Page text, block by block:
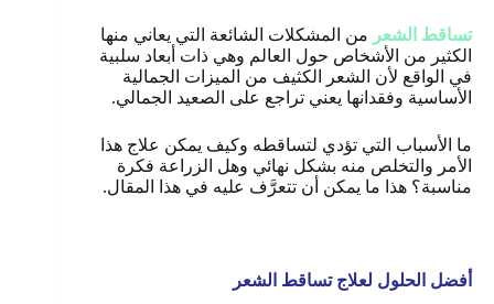
تساقط الشعر من المشكلات الشائعة التي يعاني منها
الكثير من الأشخاص حول العالم وهي ذات أبعاد سلبية
في الواقع لأن الشعر الكثيف من الميزات الجمالية
الأساسية وفقدانها يعني تراجع على الصعيد الجمالي.
ما الأسباب التي تؤدي لتساقطه وكيف يمكن علاج هذا
الأمر والتخلص منه بشكل نهائي وهل الزراعة فكرة
مناسبة؟ هذا ما يمكن أن تتعرَّف عليه في هذا المقال.
أفضل الحلول لعلاج تساقط الشعر